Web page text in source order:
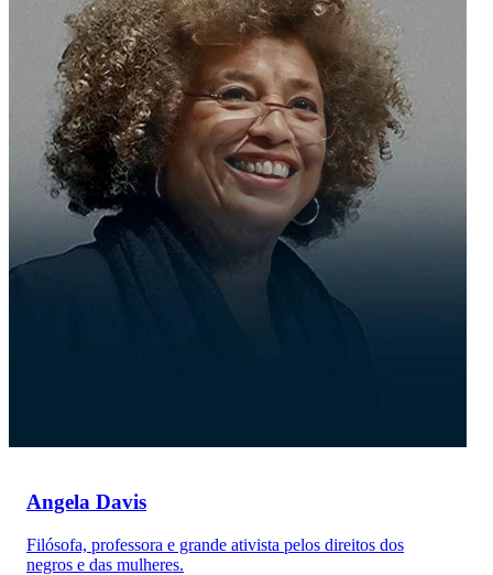
Angela Davis
Filósofa, professora e grande ativista pelos direitos dos
negros e das mulheres.